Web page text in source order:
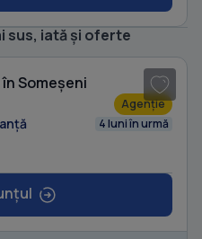
sus, iată și oferte
Someșeni
Agenție
4 luni în urmă